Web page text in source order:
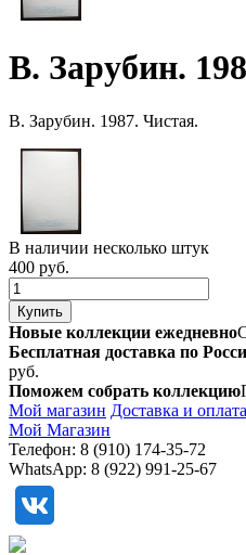
В. Зарубин.
В. Зарубин. 1987. Чистая.
В наличии несколько штук
400 руб.
Новые коллекции ежедневно
Бесплатная доставка по
руб.
Поможем собрать коллекцию
Мой магазин Доставка и оплата
Мой Магазин
Телефон: 8 (910) 174-35-72
WhatsApp: 8 (922) 991-25-67